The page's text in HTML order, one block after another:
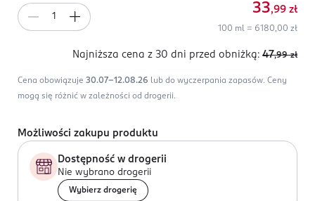
33,99 zł
100 ml = 6180,00 zł
Najniższa cena z 30 dni przed obniżką: 47,99 zł
Cena obowiązuje 30.07-12.08.26 lub do wyczerpania zapasów. Ceny
mogą się różnić w zależności od drogerii.
Możliwości zakupu produktu
Dostępność w drogerii
Nie wybrano drogerii
Wybierz drogerię